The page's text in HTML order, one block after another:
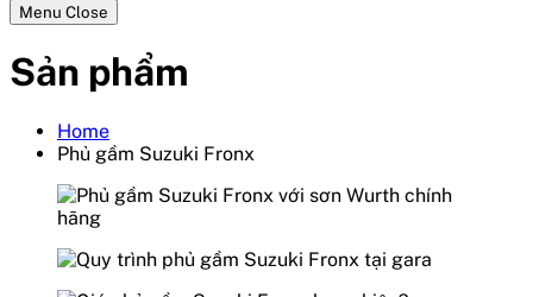
Menu Close
Sản phẩm
Home
Phủ gầm Suzuki Fronx